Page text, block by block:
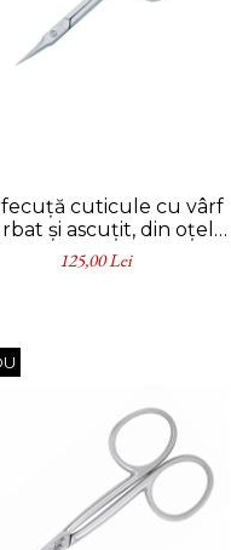
cuticule cu vârf
și ascuțit, din oțel
Erbe Solingen
125,00 Lei